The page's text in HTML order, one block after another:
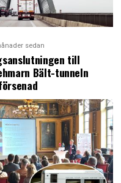
sedan
till
Bält-tunneln